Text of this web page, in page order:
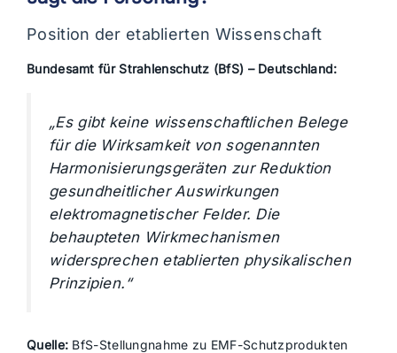
Position der etablierten Wissenschaft
Bundesamt für Strahlenschutz (BfS) – Deutschland:
„Es gibt keine wissenschaftlichen Belege
für die Wirksamkeit von sogenannten
Harmonisierungsgeräten zur Reduktion
gesundheitlicher Auswirkungen
elektromagnetischer Felder. Die
behaupteten Wirkmechanismen
widersprechen etablierten physikalischen
Prinzipien.“
Quelle: BfS-Stellungnahme zu EMF-Schutzprodukten